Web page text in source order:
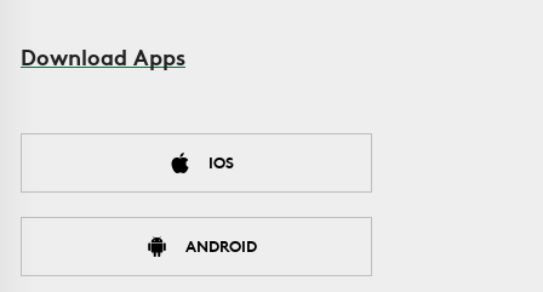
Download Apps
IOS
ANDROID